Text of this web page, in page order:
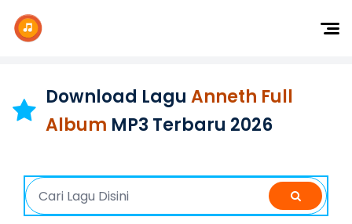
Dangdut
Barat
Download Lagu Anneth Full
Album MP3 Terbaru 2026